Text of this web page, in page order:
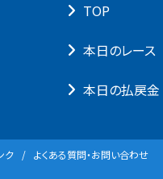
TOP
本⽇のレース
本⽇の払戻⾦
ク よくある質問・お問い合わせ